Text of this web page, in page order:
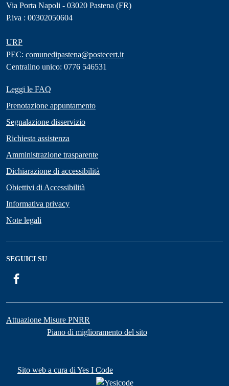
Via Porta Napoli - 03020 Pastena (FR)
P.iva : 00302050604
URP
PEC: comunedipastena@postecert.it
Centralino unico: 0776 546531
Leggi le FAQ
Prenotazione appuntamento
Segnalazione disservizio
Richiesta assistenza
Amministrazione trasparente
Dichiarazione di accessibilità
Obiettivi di Accessibilità
Informativa privacy
Note legali
SEGUICI SU
Attuazione Misure PNRR
Piano di miglioramento del sito
Sito web a cura di Yes I Code